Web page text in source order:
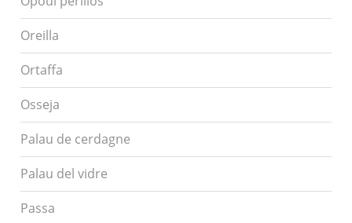
Oreilla
Ortaffa
Osseja
Palau de cerdagne
Palau del vidre
Passa